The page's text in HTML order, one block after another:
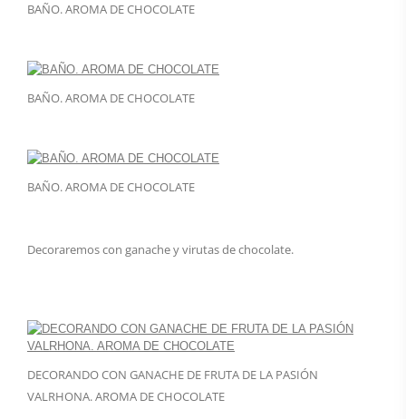
BAÑO. AROMA DE CHOCOLATE
BAÑO. AROMA DE CHOCOLATE
BAÑO. AROMA DE CHOCOLATE
Decoraremos con ganache y virutas de chocolate.
DECORANDO CON GANACHE DE FRUTA DE LA PASIÓN
VALRHONA. AROMA DE CHOCOLATE